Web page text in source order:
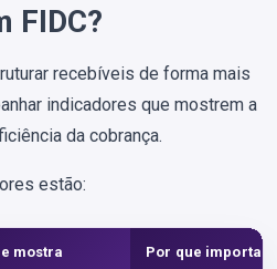
FIDC?
recebíveis de forma mais
indicadores que mostrem a
da cobrança.
estão:
mostra Por que importa